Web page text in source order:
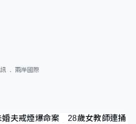
兩岸國際
婚夫戒煙爆命案 28歲女教師連捅